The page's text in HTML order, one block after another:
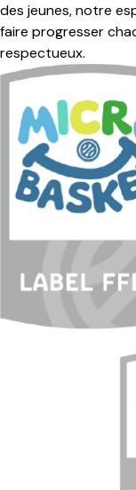
des jeunes, notre
faire progresser
respectueux.